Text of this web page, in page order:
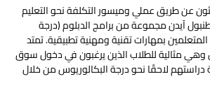
5,000.00$
4,750.00$ التركية 10,000.00$
9,700.00$
التركية 8,000.00$
7,700.00$
عن طريق عملي وميسور التكلفة نحو التعليم
آيدن مجموعة من برامج الدبلوم (درجة
بمهارات تقنية ومهنية تطبيقية. تمتد
وهي مثالية للطلاب الذين يرغبون في دخول سوق
لاحقًا نحو درجة البكالوريوس من خلال